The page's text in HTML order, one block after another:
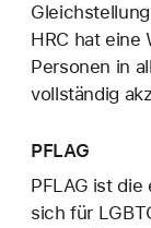
HRC hat eine
Personen in
vollständig
PFLAG
PFLAG ist
sich für